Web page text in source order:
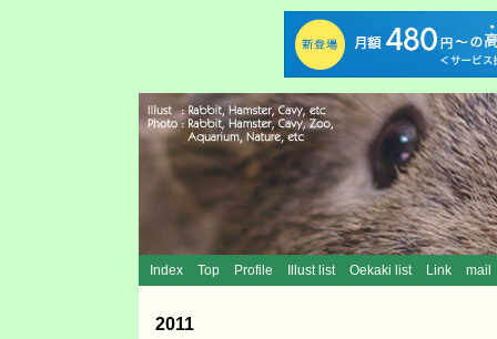
Index Top Profile Illust list Oekaki list Link mail
2011